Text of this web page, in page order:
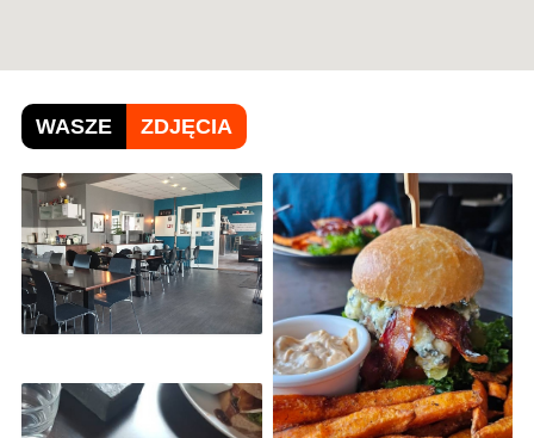
WASZE ZDJĘCIA